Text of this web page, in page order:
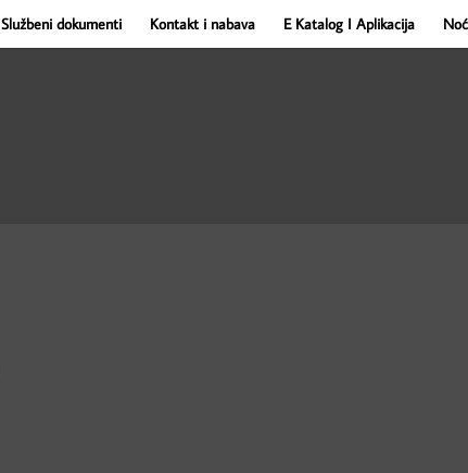
Službeni dokumenti Kontakt i nabava E Katalog I Aplikacija